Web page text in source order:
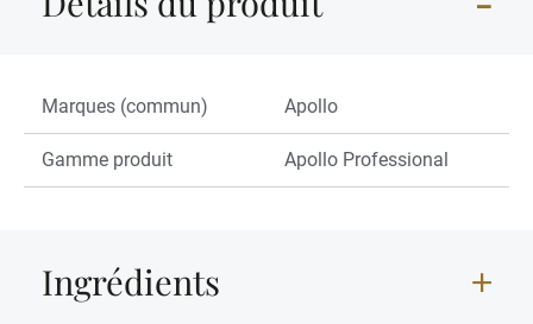
Marques (commun) Apollo
Gamme produit Apollo Professional
Ingrédients